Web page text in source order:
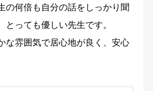
の何倍も自分の話をしっかり聞
とっても優しい先生です。
な雰囲気で居心地が良く、安心